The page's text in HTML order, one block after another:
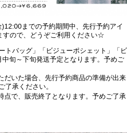
までの予約期間中、先行予約アイ
すので、どうぞご利用ください☆
トバッグ」「ビジューポシェット」「ビ
旬～下旬発送予定となります。予めご
いた場合、先行予約商品の準備が出来
了承ください。
で、販売終了となります。予めご了承